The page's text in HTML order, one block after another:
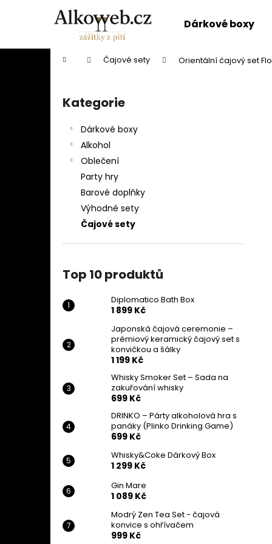
Dárkové boxy
Domů Čajové sety Orientální čajový set
Přeskočit
kategorie
Kategorie
Dárkové boxy
Alkohol
Oblečení
Party hry
Barové doplňky
Výhodné sety
Čajové sety
Top 10 produktů
Diplomatico Bath Box
1 899 Kč
Japonská čajová ceremonie –
prémiový keramický čajový set s
konvičkou a šálky
1 199 Kč
Whisky Smoker Set – Sada na
zakuřování whisky
699 Kč
DRINKO – Párty alkoholová hra s
panáky (Plinko Drinking Game)
699 Kč
Whisky&Coke Dárkový Box
1 299 Kč
Gin Mare
1 089 Kč
Modrý Zen Tea Set - čajová
konvice s ohřívačem
999 Kč
í
do
do
DIPLOMATICO BATH BOX